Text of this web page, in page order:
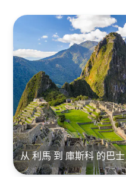
从 利馬 到 庫斯科 的巴士